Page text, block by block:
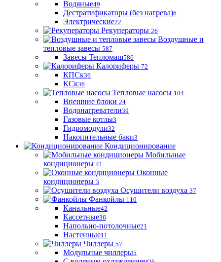
Водяные49
Дестратификаторы (без нагрева)6
Электрические22
Рекуператоры 26
Воздушные и
тепловые завесы 587
Завесы Тепломаш586
Калориферы 72
КПСк36
КСк36
Тепловые насосы 104
Внешние блоки 24
Водонагреватели39
Газовые котлы3
Гидромодули32
Накопительные баки3
Кондиционирование
Мобильные
кондиционеры 41
Оконные
кондиционеры 3
Осушители воздуха 37
Фанкойлы 110
Канальные42
Кассетные36
Напольно-потолочные21
Настенные11
Чиллеры 57
Модульные чиллеры5